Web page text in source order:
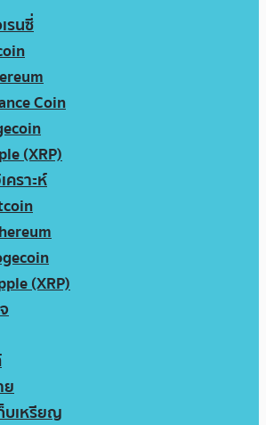
รนซี่
Coin
(XRP)
คราะห์
(XRP)
ย
บเหรียญ